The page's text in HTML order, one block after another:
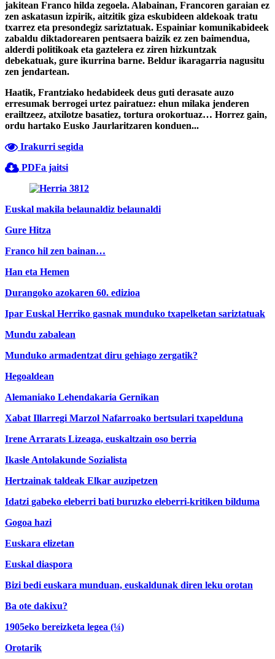
jakitean Franco hilda zegoela. Alabainan, Francoren garaian ez
zen askatasun izpirik, aitzitik giza eskubideen aldekoak tratu
txarrez eta presondegiz sariztatuak. Espainiar komunikabideek
zabaldu diktadorearen pentsaera baizik ez zen baimendua,
alderdi politikoak eta gaztelera ez ziren hizkuntzak
debekatuak, gure ikurrina barne. Beldur ikaragarria nagusitu
zen jendartean.
Haatik, Frantziako hedabideek deus guti derasate auzo
erresumak berrogei urtez pairatuez: ehun milaka jenderen
erailtzeez, atxilotze basatiez, tortura orokortuaz… Horrez gain,
ordu hartako Eusko Jaurlaritzaren konduen...
Irakurri segida
PDFa jaitsi
Euskal makila belaunaldiz belaunaldi
Gure Hitza
Franco hil zen bainan…
Han eta Hemen
Durangoko azokaren 60. edizioa
Ipar Euskal Herriko gasnak munduko txapelketan sariztatuak
Mundu zabalean
Munduko armadentzat diru gehiago zergatik?
Hegoaldean
Alemaniako Lehendakaria Gernikan
Xabat Illarregi Marzol Nafarroako bertsulari txapelduna
Irene Arrarats Lizeaga, euskaltzain oso berria
Ikasle Antolakunde Sozialista
Hertzainak taldeak Elkar auzipetzen
Idatzi gabeko eleberri bati buruzko eleberri-kritiken bilduma
Gogoa hazi
Euskara elizetan
Euskal diaspora
Bizi bedi euskara munduan, euskaldunak diren leku orotan
Ba ote dakixu?
1905eko bereizketa legea (¼)
Orotarik